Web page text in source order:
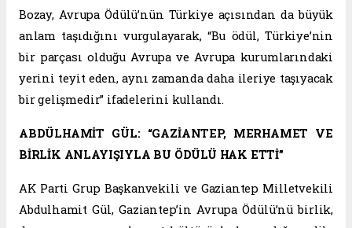
Bozay, Avrupa Ödülü’nün Türkiye açısından da büyük
anlam taşıdığını vurgulayarak, “Bu ödül, Türkiye’nin
bir parçası olduğu Avrupa ve Avrupa kurumlarındaki
yerini teyit eden, aynı zamanda daha ileriye taşıyacak
bir gelişmedir” ifadelerini kullandı.
ABDÜLHAMİT GÜL: “GAZİANTEP, MERHAMET VE
BİRLİK ANLAYIŞIYLA BU ÖDÜLÜ HAK ETTİ”
AK Parti Grup Başkanvekili ve Gaziantep Milletvekili
Abdulhamit Gül, Gaziantep’in Avrupa Ödülü’nü birlik,